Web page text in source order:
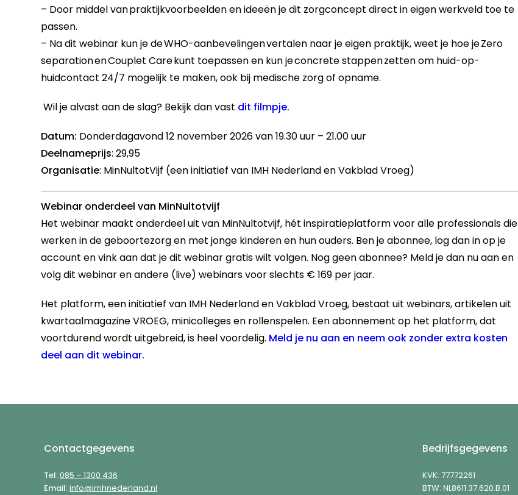
– Door middel vanpraktijkvoorbeelden en ideeënje dit zorgconcept direct in eigen werkveld toe te
passen.
– Na dit webinar kun je de WHO-aanbevelingen vertalen naar je eigen praktijk,weet je hoe je Zero
separation en Couplet Care kunt toepassenen kun je concrete stappen zetten om huid-op-
huidcontact 24/7 mogelijk te maken,ook bij medische zorg of opname.
Wil je alvast aan de slag? Bekijk dan vast dit filmpje.
Datum: Donderdagavond 12 november2026van 19.30 uur – 21.00 uur
Deelnameprijs: 29,95
Organisatie: MinNultotVijf (een initiatief van IMH Nederland en Vakblad Vroeg)
Webinar onderdeel van MinNultotvijf
Het webinar maakt onderdeel uit van MinNultotvijf, hét inspiratieplatform voor alle professionals die
werken in de geboortezorg en met jonge kinderen en hun ouders. Ben je abonnee, log dan in op je
account en vink aan dat je dit webinar gratis wilt volgen. Nog geen abonnee? Meld je dan nu aan en
volg dit webinar en andere (live) webinars voor slechts € 169 per jaar.
Het platform, een initiatief van IMH Nederland en Vakblad Vroeg, bestaat uit webinars, artikelen uit
kwartaalmagazine VROEG, minicolleges en rollenspelen. Een abonnement op het platform, dat
voortdurend wordt uitgebreid, is heel voordelig. Meld je nu aan en neem ook zonder extra kosten
deel aan dit webinar.
FooterContactgegevens
Tel:085 – 1300 436
Email:info@imhnederland.nl
Bedrijfsgegevens
KVK: 77772261
BTW: NL8611.37.620.B.01